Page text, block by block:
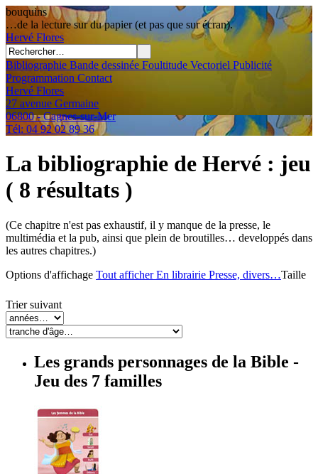
bouquins
…de la lecture sur du papier (et pas que sur écran).
Hervé Flores
Bibliographie Bande dessinée Foultitude Vectoriel Publicité
Programmation Contact
Hervé Flores
27 avenue Germaine
06800 - Cagnes-sur-Mer
Tél: 04 92 02 89 36
La bibliographie de Hervé : jeu
( 8 résultats )
(Ce chapitre n'est pas exhaustif, il y manque de la presse, le
multimédia et la pub, ainsi que plein de broutilles… developpés dans
les autres chapitres.)
Options d'affichage Tout afficherEn librairie Presse, divers…Taille
Trier suivant
Les grands personnages de la Bible -
Jeu des 7 familles